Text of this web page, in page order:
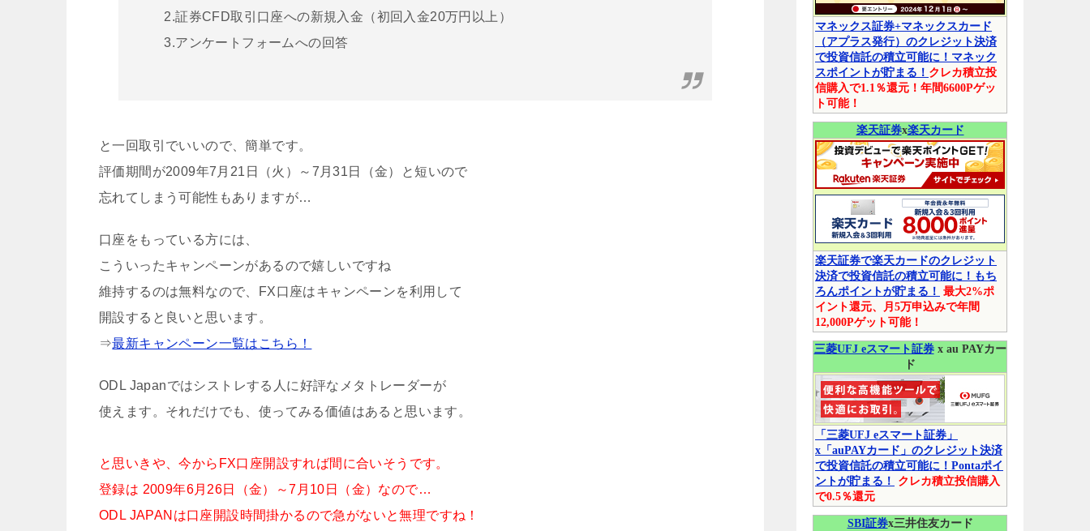
2.証券CFD取引口座への新規入金（初回入金20万円以上）
3.アンケートフォームへの回答
と一回取引でいいので、簡単です。
評価期間が2009年7月21日（火）～7月31日（金）と短いので
忘れてしまう可能性もありますが…
口座をもっている方には、
こういったキャンペーンがあるので嬉しいですね
維持するのは無料なので、FX口座はキャンペーンを利用して
開設すると良いと思います。
⇒最新キャンペーン一覧はこちら！
ODL Japanではシストレする人に好評なメタトレーダーが
使えます。それだけでも、使ってみる価値はあると思います。
と思いきや、今からFX口座開設すれば間に合いそうです。
登録は 2009年6月26日（金）～7月10日（金）なので…
ODL JAPANは口座開設時間掛かるので急がないと無理ですね！
マネックス証券+マネックスカード
（アプラス発行）のクレジット決済
で投資信託の積立可能に！マネック
スポイントが貯まる！ クレカ積立投
信購入で1.1％還元！年間6600Pゲッ
ト可能！
楽天証券x楽天カード
楽天証券で楽天カードのクレジット
決済で投資信託の積立可能に！もち
ろんポイントが貯まる！ 最大2%ポ
イント還元、月5万申込みで年間
12,000Pゲット可能！
三菱UFJ eスマート証券x au PAYカー
ド
「三菱UFJ eスマート証券」
x「auPAYカード」のクレジット決済
で投資信託の積立可能に！Pontaポイ
ントが貯まる！
クレカ積立投信購入
で0.5％還元
SBI証券x三井住友カード